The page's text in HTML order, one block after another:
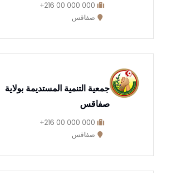
000 000 00 216+
صفاقس
جمعية التنمية المستديمة بولاية
صفاقس
000 000 00 216+
صفاقس